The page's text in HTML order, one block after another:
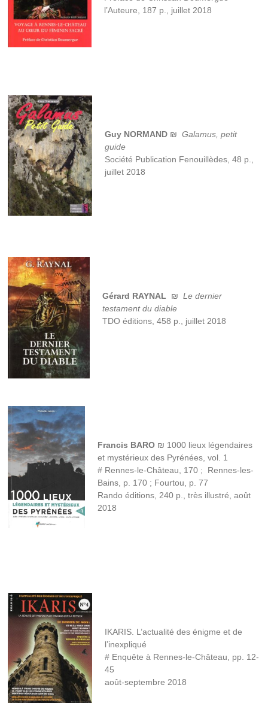
l’Auteure, 187 p., juillet 2018
Guy NORMAND ₪Galamus, petit
guide
Société Publication Fenouillèdes, 48 p.,
juillet 2018
Gérard RAYNAL ₪Le dernier
testament du diable
TDO éditions, 458 p., juillet 2018
Francis BARO ₪ 1000 lieux légendaires
et mystérieux des Pyrénées, vol. 1
# Rennes-le-Château, 170 ; Rennes-les-
Bains, p. 170 ; Fourtou, p. 77
Rando éditions, 240 p., très illustré, août
2018
IKARIS. L’actualité des énigme et de
l’inexpliqué
# Enquête à Rennes-le-Château, pp. 12-
45
août-septembre 2018